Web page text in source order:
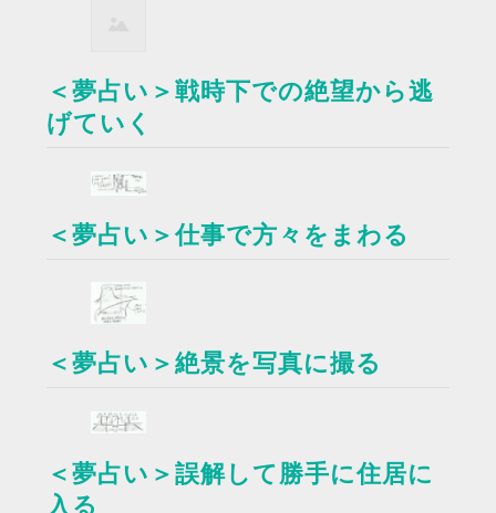
＜夢占い＞戦時下での絶望から逃
げていく
＜夢占い＞仕事で方々をまわる
＜夢占い＞絶景を写真に撮る
＜夢占い＞誤解して勝手に住居に
入る